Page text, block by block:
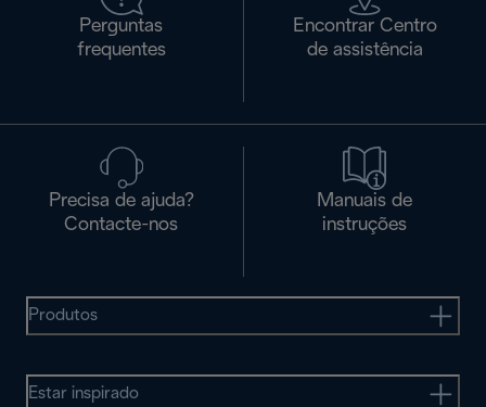
Perguntas
frequentes
Encontrar Centro
de assistência
Precisa de ajuda?
Contacte-nos
Manuais de
instruções
Produtos
Estar inspirado